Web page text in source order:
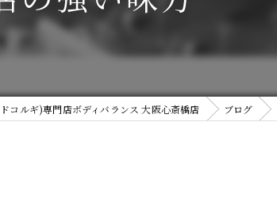
コルギ)専門店ボディバランス 大阪心斎橋店 ブログ